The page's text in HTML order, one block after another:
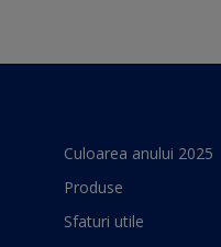
Culoarea anului 2025
Produse
Sfaturi utile